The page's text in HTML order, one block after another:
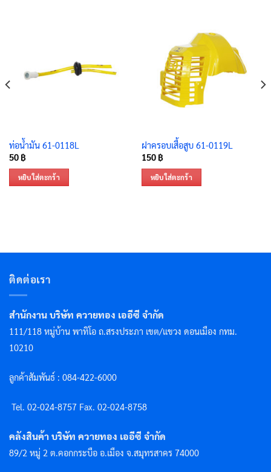
ท่อน้ำมัน 61-0118L
50 ฿
หยิบใส่ตะกร้า
ฝาครอบเสื้อสูบ 61-0119L
150 ฿
หยิบใส่ตะกร้า
ติดต่อเรา
สำนักงาน บริษัท ควายทอง เออีซี จำกัด
111/118 หมู่บ้าน พาทิโอ ถ.สรงประภา เขต/แขวง ดอนเมือง กทม.
10210
ลูกค้าสัมพันธ์ : 084-422-6000
Tel. 02-024-8757 Fax. 02-024-8758
คลังสินค้า บริษัท ควายทอง เออีซี จำกัด
89/2 หมู่ 2 ต.คอกกระบือ อ.เมือง จ.สมุทรสาคร 74000